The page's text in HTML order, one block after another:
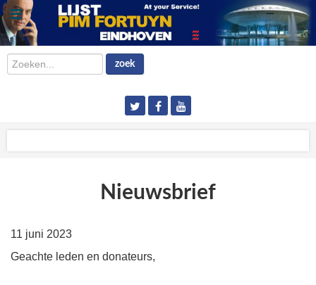
Zoeken... zoek
Nieuwsbrief
11 juni 2023
Geachte leden en donateurs,